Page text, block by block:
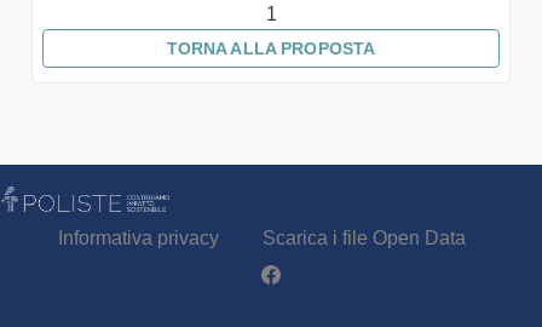
1
TORNA ALLA PROPOSTA
Informativa privacy
Scarica i file Open Data
Partecipa - Poliste su Facebook